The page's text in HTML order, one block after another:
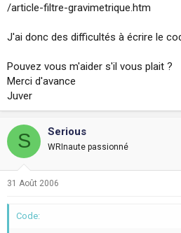
/article-filtre-gravimetrique.htm
J'ai donc des difficultés à écrire le
Pouvez vous m'aider s'il vous plait ?
Merci d'avance
Juver
S Serious
WRInaute passionné
31 Août 2006
Code: